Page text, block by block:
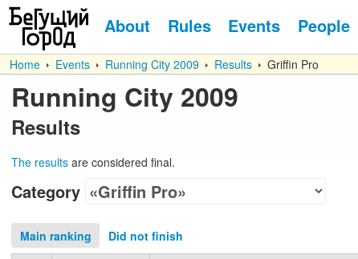
About Rules Events People
Home Events Running City 2009 Results Griffin Pro
Running City 2009
Results
The results are considered final.
Category
Main ranking Did not finish